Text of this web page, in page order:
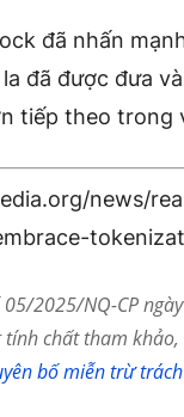
đã nhấn
đã được đưa
tiếp theo trong
news/
2025/NQ-CP
chất tham
bố miễn trừ